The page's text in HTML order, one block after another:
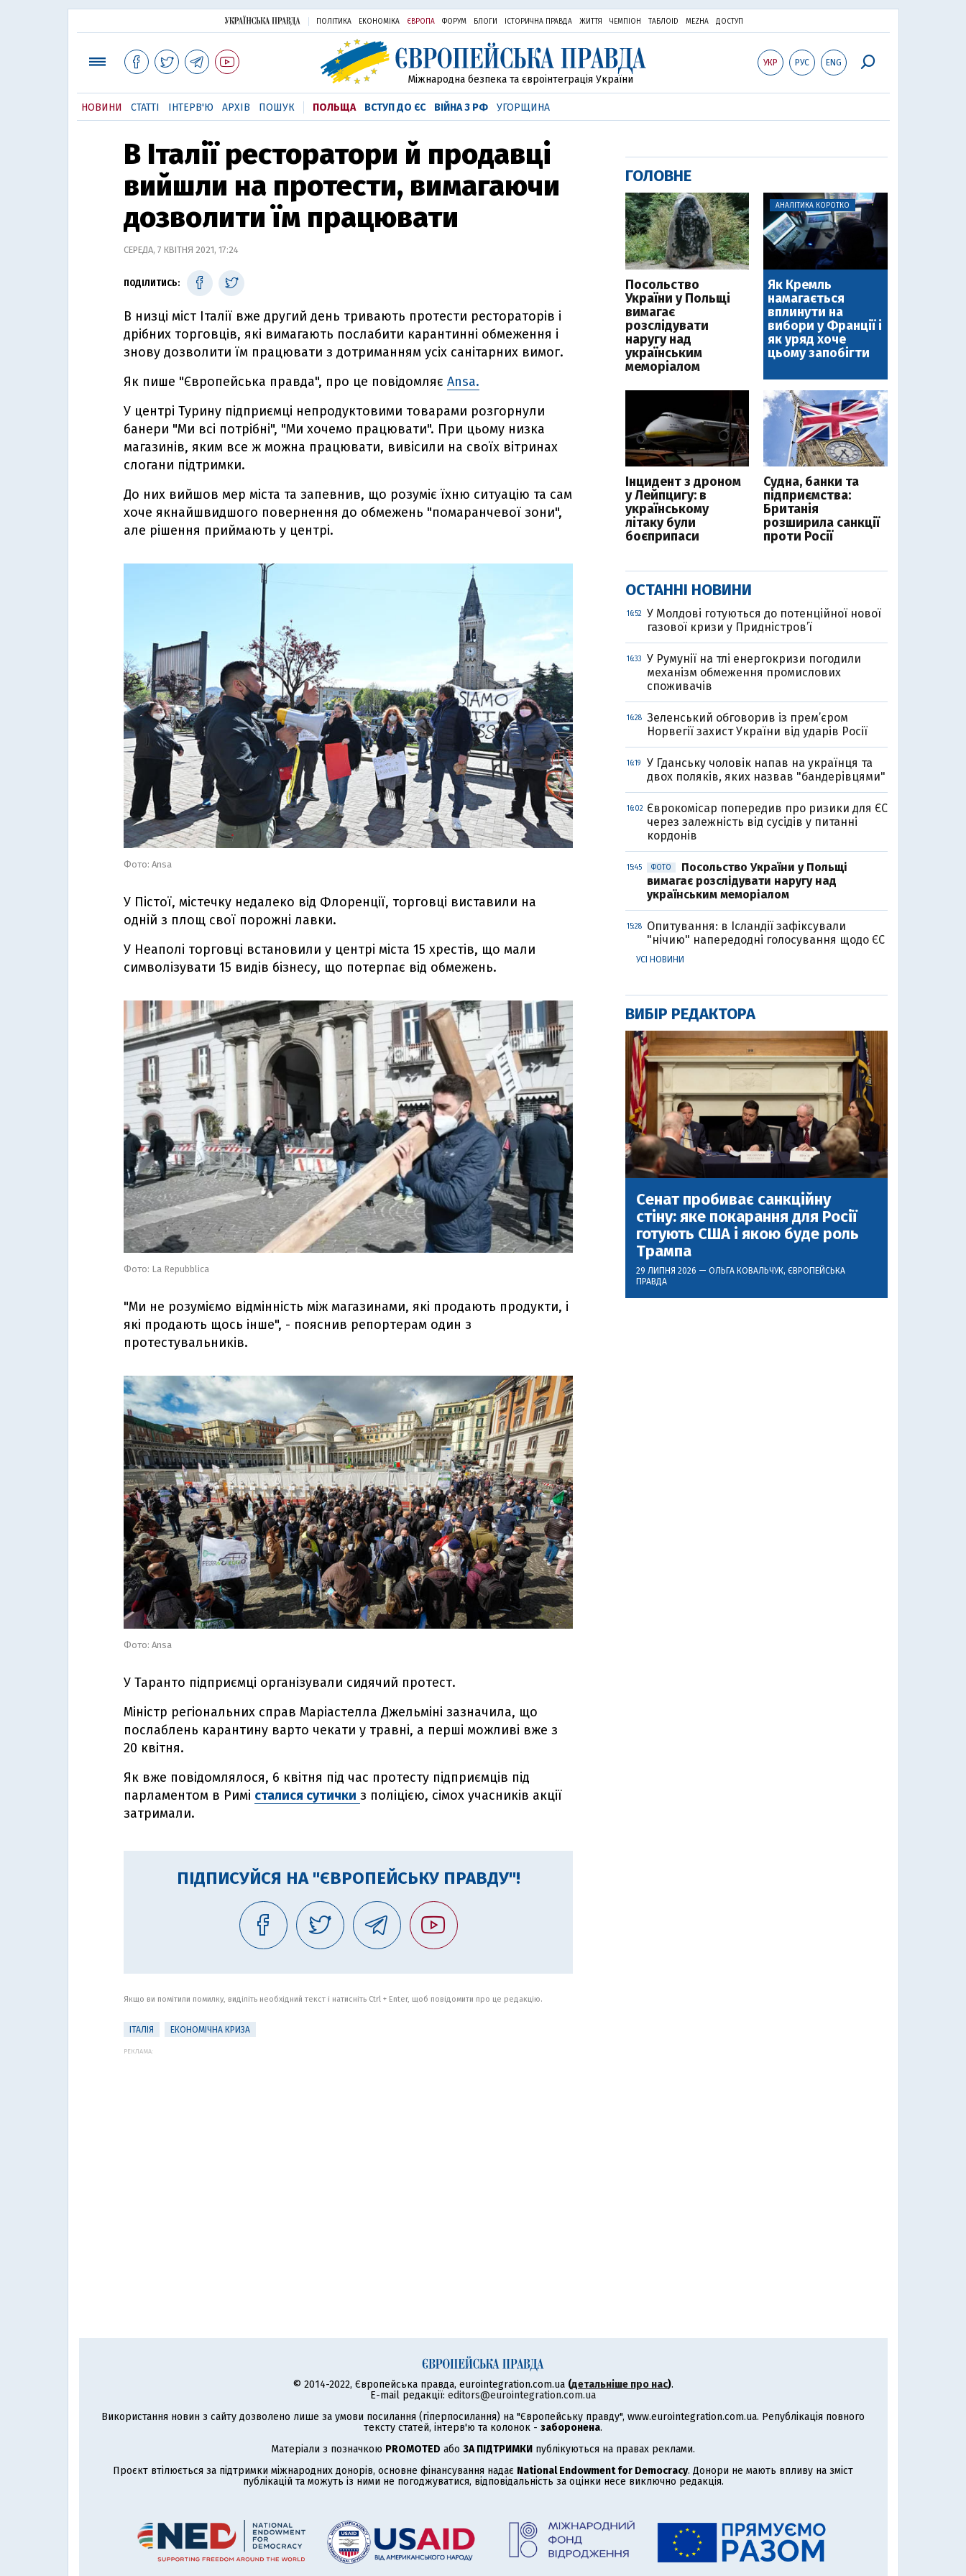
ПОЛІТИКА ЕКОНОМІКА ЄВРОПА ФОРУМ БЛОГИ ІСТОРИЧНА ПРАВДА ЖИТТЯ ЧЕМПІОН ТАБЛОID MEZHA ДОСТУП
УКР РУС ENG
Міжнародна безпека та євроінтеграція України
НОВИНИ СТАТТІ ІНТЕРВ'Ю АРХІВ ПОШУК ПОЛЬЩА ВСТУП ДО ЄС ВІЙНА З РФ УГОРЩИНА
В Італії ресторатори й продавці
вийшли на протести, вимагаючи
дозволити їм працювати
СЕРЕДА, 7 КВІТНЯ 2021, 17:24
ПОДІЛИТИСЬ:
В низці міст Італії вже другий день тривають протести рестораторів і
дрібних торговців, які вимагають послабити карантинні обмеження і
знову дозволити їм працювати з дотриманням усіх санітарних вимог.
Як пише "Європейська правда", про це повідомляє Ansa.
У центрі Турину підприємці непродуктовими товарами розгорнули
банери "Ми всі потрібні", "Ми хочемо працювати". При цьому низка
магазинів, яким все ж можна працювати, вивісили на своїх вітринах
слогани підтримки.
До них вийшов мер міста та запевнив, що розуміє їхню ситуацію та сам
хоче якнайшвидшого повернення до обмежень "помаранчевої зони",
але рішення приймають у центрі.
Фото: Ansa
У Пістої, містечку недалеко від Флоренції, торговці виставили на
одній з площ свої порожні лавки.
У Неаполі торговці встановили у центрі міста 15 хрестів, що мали
символізувати 15 видів бізнесу, що потерпає від обмежень.
Фото: La Repubblica
"Ми не розуміємо відмінність між магазинами, які продають продукти, і
які продають щось інше", - пояснив репортерам один з
протестувальників.
Фото: Ansa
У Таранто підприємці організували сидячий протест.
Міністр регіональних справ Маріастелла Джельміні зазначила, що
послаблень карантину варто чекати у травні, а перші можливі вже з
20 квітня.
Як вже повідомлялося, 6 квітня під час протесту підприємців під
парламентом в Римі сталися сутички з поліцією, сімох учасників акції
затримали.
ПІДПИСУЙСЯ НА "ЄВРОПЕЙСЬКУ ПРАВДУ"!
Якщо ви помітили помилку, виділіть необхідний текст і натисніть Ctrl + Enter, щоб повідомити про це редакцію.
ІТАЛІЯ ЕКОНОМІЧНА КРИЗА
РЕКЛАМА:
ГОЛОВНЕ
Посольство
України у Польщі
вимагає
розслідувати
наругу над
українським
меморіалом
АНАЛІТИКА КОРОТКО
Як Кремль
намагається
вплинути на
вибори у Франції і
як уряд хоче
цьому запобігти
Інцидент з дроном
у Лейпцигу: в
українському
літаку були
боєприпаси
Судна, банки та
підприємства:
Британія
розширила санкції
проти Росії
ОСТАННІ НОВИНИ
16:52
У Молдові готуються до потенційної нової
газової кризи у Придністров’ї
16:33
У Румунії на тлі енергокризи погодили
механізм обмеження промислових
споживачів
16:28
Зеленський обговорив із прем’єром
Норвегії захист України від ударів Росії
16:19
У Гданську чоловік напав на українця та
двох поляків, яких назвав "бандерівцями"
16:02 Єврокомісар попередив про ризики для ЄС
через залежність від сусідів у питанні
кордонів
15:45 ФОТО
Посольство України у Польщі
вимагає розслідувати наругу над
українським меморіалом
15:28
Опитування: в Ісландії зафіксували
"нічию" напередодні голосування щодо ЄС
УСІ НОВИНИ
ВИБІР РЕДАКТОРА
Сенат пробиває санкційну
стіну: яке покарання для Росії
готують США і якою буде роль
Трампа
29 ЛИПНЯ 2026 — ОЛЬГА КОВАЛЬЧУК, ЄВРОПЕЙСЬКА
ПРАВДА
© 2014-2022, Європейська правда, eurointegration.com.ua (детальніше про нас).
E-mail редакції: editors@eurointegration.com.ua
Використання новин з сайту дозволено лише за умови посилання (гіперпосилання) на "Європейську правду", www.eurointegration.com.ua. Републікація повного
тексту статей, інтерв'ю та колонок - заборонена.
Матеріали з позначкою PROMOTED або ЗА ПІДТРИМКИ публікуються на правах реклами.
Проєкт втілюється за підтримки міжнародних донорів, основне фінансування надає National Endowment for Democracy. Донори не мають впливу на зміст
публікацій та можуть із ними не погоджуватися, відповідальність за оцінки несе виключно редакція.